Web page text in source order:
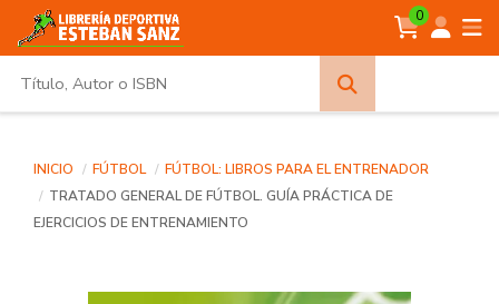
0
INICIO FÚTBOL
FÚTBOL: LIBROS PARA EL ENTRENADOR
TRATADO GENERAL DE FÚTBOL. GUÍA PRÁCTICA DE
EJERCICIOS DE ENTRENAMIENTO